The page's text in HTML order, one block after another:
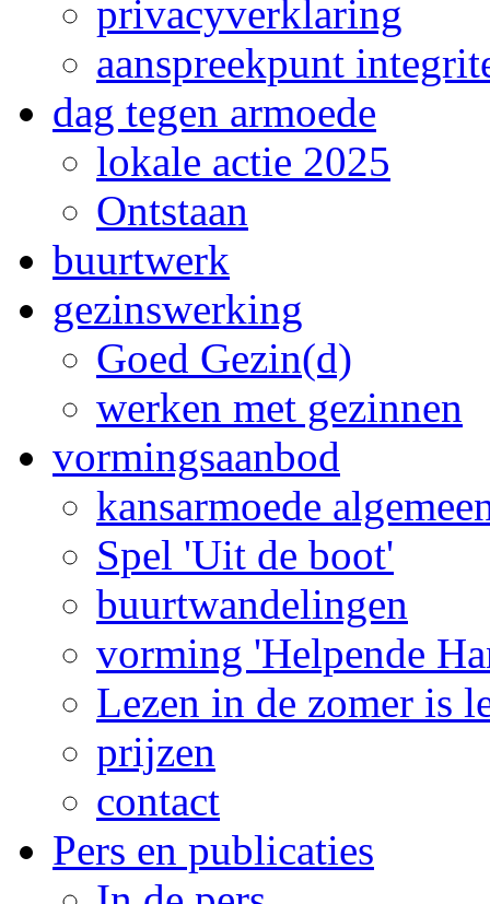
privacyverklaring
aanspreekpunt
dag tegen armoede
lokale actie 2025
Ontstaan
buurtwerk
gezinswerking
Goed Gezin(d)
werken met gezinnen
vormingsaanbod
kansarmoede
Spel 'Uit de boot'
buurtwandelingen
vorming 'Helpende
Lezen in de zomer is
prijzen
contact
Pers en publicaties